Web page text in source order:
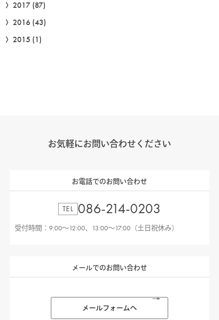
2017 (87)
2016 (43)
2015 (1)
お気軽にお問い合わせください
お電話でのお問い合わせ
TEL 086-214-0203
受付時間：9:00〜12:00、13:00〜17:00（土日祝休み）
メールでのお問い合わせ
メールフォームへ